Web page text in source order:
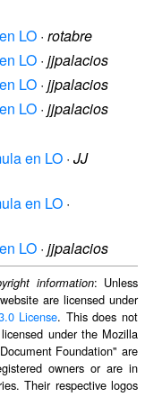
LO · rotabre
LO · jjpalacios
LO · jjpalacios
LO · jjpalacios
en LO · JJ
en LO ·
LO · jjpalacios
information: Unless
are licensed under
License. This does not
under the Mozilla
Foundation" are
owners or are in
Their respective logos